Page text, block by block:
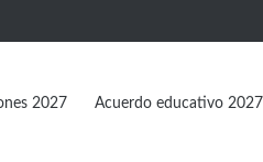
2027 Acuerdo educativo 2027